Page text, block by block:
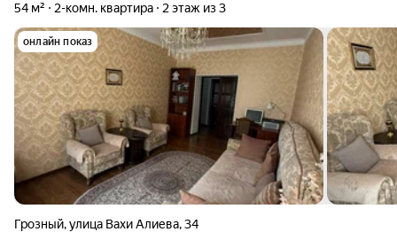
54 м² 2-комн. квартира 2 этаж из 3
онлайн показ
Грозный,улица Вахи Алиева,34